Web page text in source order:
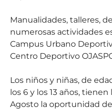
Manualidades, talleres,
numerosas actividades
Campus Urbano
Centro Deportivo
Los niños y niñas, de
los 6 y los 13 años,
Agosto la oportunidad